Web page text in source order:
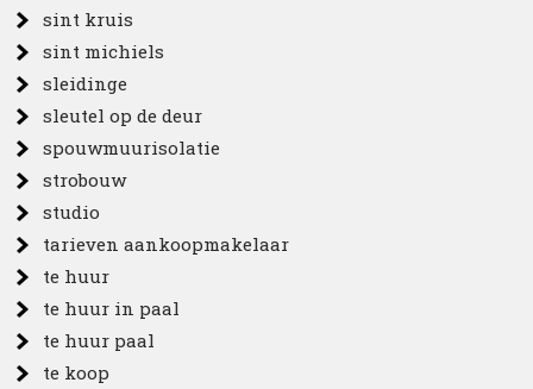
sint kruis
sint michiels
sleidinge
sleutel op de deur
spouwmuurisolatie
strobouw
studio
tarieven aankoopmakelaar
te huur
te huur in paal
te huur paal
te koop